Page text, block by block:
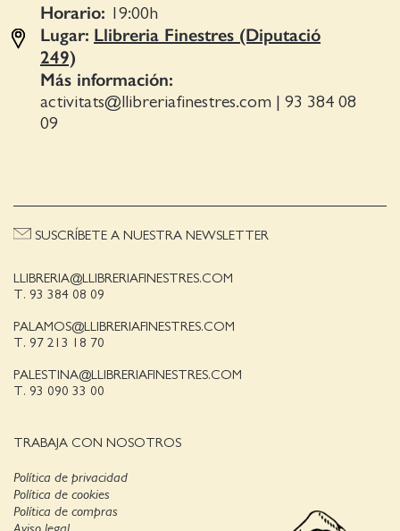
Horario: 19:00h
Lugar: Llibreria Finestres (Diputació
249)
Más información:
activitats@llibreriafinestres.com | 93 384 08
09
LLIBRERIA@LLIBRERIAFINESTRES.COM
T. 93 384 08 09
PALAMOS@LLIBRERIAFINESTRES.COM
T. 97 213 18 70
PALESTINA@LLIBRERIAFINESTRES.COM
T. 93 090 33 00
TRABAJA CON NOSOTROS
SUSCRÍBETE A NUESTRA NEWSLETTER
Política de privacidad
Política de cookies
Aviso legal
Política de compras